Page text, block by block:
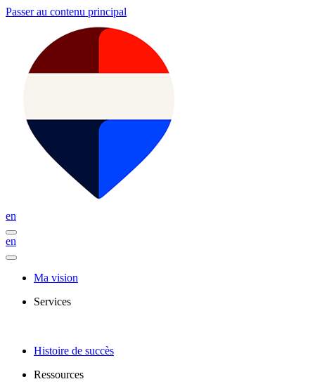
Passer au contenu principal
en
en
Ma vision
Services
Histoire de succès
Ressources